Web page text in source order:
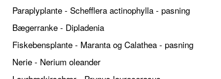
Paraplyplante - Schefflera actinophylla - pasning
Bægerranke - Dipladenia
Fiskebensplante - Maranta og Calathea - pasning
Nerie - Nerium oleander